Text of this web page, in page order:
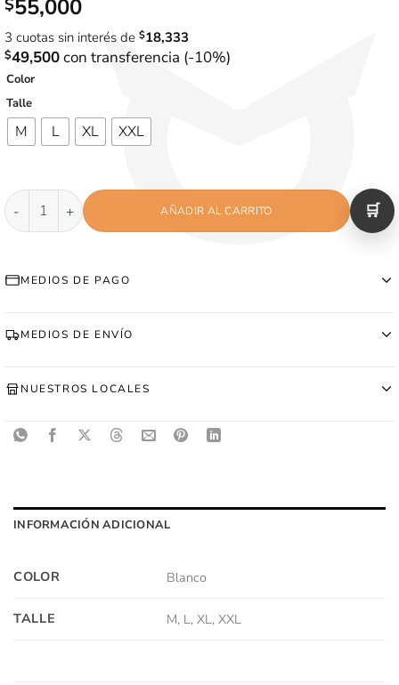
$55,000
3 cuotas sin interés de $18,333
$49,500con transferencia (-10%)
Color
Talle
M L XL XXL
Canguro Bordado - Blanco cantidad
AÑADIR AL CARRITO
MEDIOS DE PAGO
MEDIOS DE ENVÍO
NUESTROS LOCALES
INFORMACIÓN ADICIONAL
COLOR Blanco
TALLE M, L, XL, XXL